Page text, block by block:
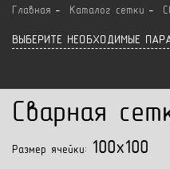
Главная Каталог сетки
ВЫБЕРИТЕ НЕОБХОДИМЫЕ
Сварная
Размер ячейки: 100x100